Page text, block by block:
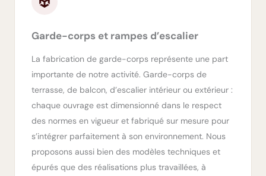
Garde-corps et rampes d’escalier
La fabrication de garde-corps représente une part
importante de notre activité. Garde-corps de
terrasse, de balcon, d’escalier intérieur ou extérieur :
chaque ouvrage est dimensionné dans le respect
des normes en vigueur et fabriqué sur mesure pour
s’intégrer parfaitement à son environnement. Nous
proposons aussi bien des modèles techniques et
épurés que des réalisations plus travaillées, à